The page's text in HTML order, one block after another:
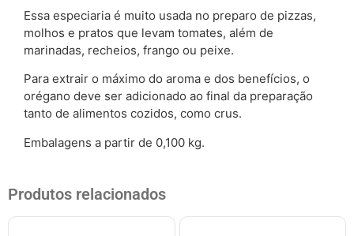
Essa especiaria é muito usada no preparo de pizzas,
molhos e pratos que levam tomates, além de
marinadas, recheios, frango ou peixe.
Para extrair o máximo do aroma e dos benefícios, o
orégano deve ser adicionado ao final da preparação
tanto de alimentos cozidos, como crus.
Embalagens a partir de 0,100 kg.
Produtos relacionados